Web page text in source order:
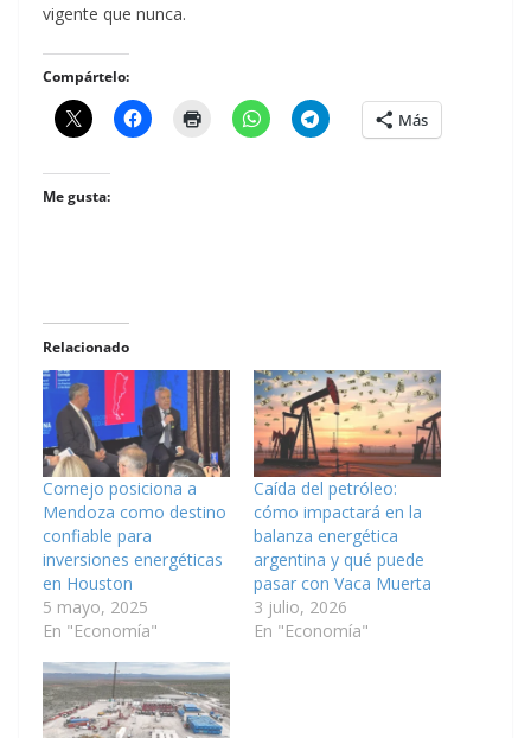
vigente que nunca.
Compártelo:
Más
Me gusta:
Relacionado
Cornejo posiciona a
Mendoza como destino
confiable para
inversiones energéticas
en Houston
5 mayo, 2025
En "Economía"
Caída del petróleo:
cómo impactará en la
balanza energética
argentina y qué puede
pasar con Vaca Muerta
3 julio, 2026
En "Economía"